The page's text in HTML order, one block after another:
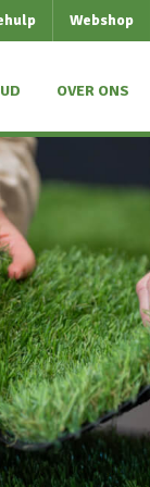
Webshop
OVER ONS